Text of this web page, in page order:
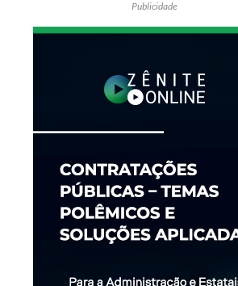
Publicidade